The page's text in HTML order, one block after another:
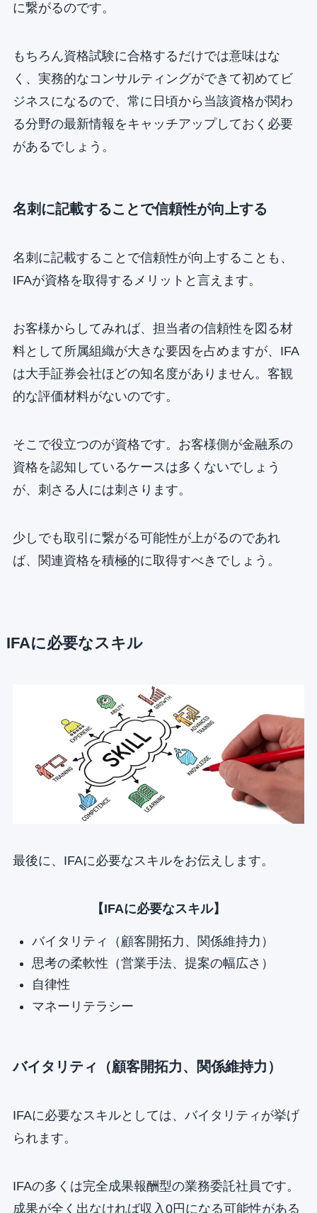
に繋がるのです。
もちろん資格試験に合格するだけでは意味はな
く、実務的なコンサルティングができて初めてビ
ジネスになるので、常に日頃から当該資格が関わ
る分野の最新情報をキャッチアップしておく必要
があるでしょう。
名刺に記載することで信頼性が向上する
名刺に記載することで信頼性が向上することも、
IFAが資格を取得するメリットと言えます。
お客様からしてみれば、担当者の信頼性を図る材
料として所属組織が大きな要因を占めますが、IFA
は大手証券会社ほどの知名度がありません。客観
的な評価材料がないのです。
そこで役立つのが資格です。お客様側が金融系の
資格を認知しているケースは多くないでしょう
が、刺さる人には刺さります。
少しでも取引に繋がる可能性が上がるのであれ
ば、関連資格を積極的に取得すべきでしょう。
IFAに必要なスキル
最後に、IFAに必要なスキルをお伝えします。
【IFAに必要なスキル】
バイタリティ（顧客開拓力、関係維持力）
思考の柔軟性（営業手法、提案の幅広さ）
自律性
マネーリテラシー
バイタリティ（顧客開拓力、関係維持力）
IFAに必要なスキルとしては、バイタリティが挙げ
られます。
IFAの多くは完全成果報酬型の業務委託社員です。
成果が全く出なければ収入0円になる可能性がある